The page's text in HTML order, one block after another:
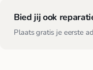
Bied jij ook
Plaats gratis je eerste